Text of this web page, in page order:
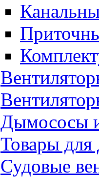
Дымососы
Товары
Судовые